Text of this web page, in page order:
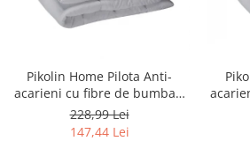
Igiena si ingrijire
Jucarii si Jocuri
Petshop
Acvaristica
Pikolin Home Pilota Anti-
acarieni cu fibre de bumbac,
alb - NOU
228,99 Lei
147,44 Lei